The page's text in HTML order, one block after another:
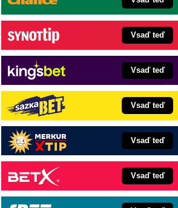
Vsaď teď
Vsaď teď
Vsaď teď
Vsaď teď
Vsaď teď